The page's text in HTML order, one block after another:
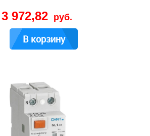
3 972,82 руб.
В корзину